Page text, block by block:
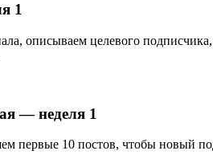
1
описываем целевого
— неделя 1
первые 10 постов, чтобы новый